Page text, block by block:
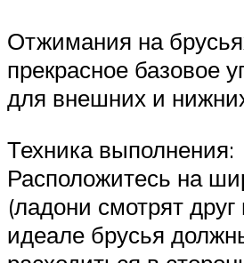
Отжимания на
прекрасное базовое
для внешних и
Техника выполнения:
Расположитесь на
(ладони смотрят друг
идеале брусья